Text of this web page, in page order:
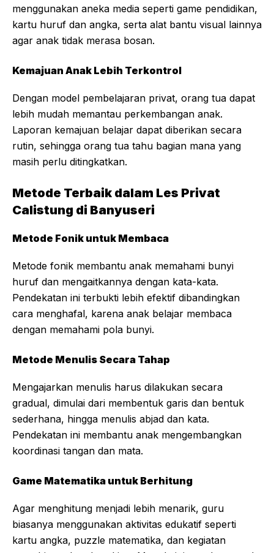
menggunakan aneka media seperti game pendidikan,
kartu huruf dan angka, serta alat bantu visual lainnya
agar anak tidak merasa bosan.
Kemajuan Anak Lebih Terkontrol
Dengan model pembelajaran privat, orang tua dapat
lebih mudah memantau perkembangan anak.
Laporan kemajuan belajar dapat diberikan secara
rutin, sehingga orang tua tahu bagian mana yang
masih perlu ditingkatkan.
Metode Terbaik dalam Les Privat
Calistung di Banyuseri
Metode Fonik untuk Membaca
Metode fonik membantu anak memahami bunyi
huruf dan mengaitkannya dengan kata-kata.
Pendekatan ini terbukti lebih efektif dibandingkan
cara menghafal, karena anak belajar membaca
dengan memahami pola bunyi.
Metode Menulis Secara Tahap
Mengajarkan menulis harus dilakukan secara
gradual, dimulai dari membentuk garis dan bentuk
sederhana, hingga menulis abjad dan kata.
Pendekatan ini membantu anak mengembangkan
koordinasi tangan dan mata.
Game Matematika untuk Berhitung
Agar menghitung menjadi lebih menarik, guru
biasanya menggunakan aktivitas edukatif seperti
kartu angka, puzzle matematika, dan kegiatan